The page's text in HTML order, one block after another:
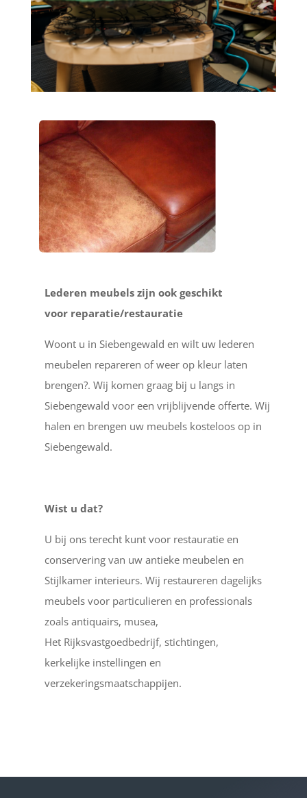
Lederen meubels zijn ook geschikt
voor reparatie/restauratie
Woont u in Siebengewald en wilt uw lederen
meubelen repareren of weer op kleur laten
brengen?. Wij komen graag bij u langs in
Siebengewald voor een vrijblijvende offerte. Wij
halen en brengen uw meubels kosteloos op in
Siebengewald.
Wist u dat?
U bij ons terecht kunt voor restauratie en
conservering van uw antieke meubelen en
Stijlkamer interieurs. Wij restaureren dagelijks
meubels voor particulieren en professionals
zoals antiquairs, musea,
Het Rijksvastgoedbedrijf, stichtingen,
kerkelijke instellingen en
verzekeringsmaatschappijen.